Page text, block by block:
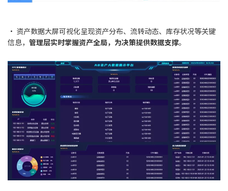
• 资产数据大屏可视化呈现资产分布、流转动态、库存状况等关键
信息， 管理层实时掌握资产全局，为决策提供数据支撑。